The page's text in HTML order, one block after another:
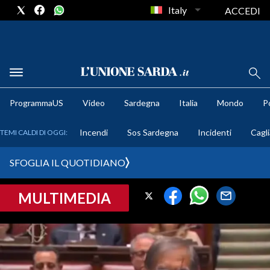
METEO
CRONACA SARDEGNA
PROVINCIA DI CAGLIARI
SULCIS IGLESIENTE
Italy ACCEDI
ProgrammaUS Video Sardegna Italia Mondo
TEMI CALDI DI OGGI: Incendi Sos Sardegna Incidenti
SFOGLIA IL QUOTIDIANO
MULTIMEDIA